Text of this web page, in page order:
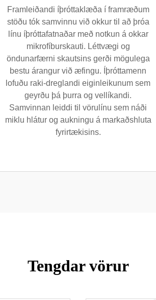
Framleiðandi íþróttaklæða í framræðum
stöðu tók samvinnu við okkur til að þróa
línu íþróttafatnaðar með notkun á okkar
mikrofíburskauti. Léttvægi og
öndunarfærni skautsins gerði mögulega
bestu árangur við æfingu. Íþróttamenn
lofuðu raki-dreglandi eiginleikunum sem
geyrðu þá þurra og vellíkandi.
Samvinnan leiddi til vörulínu sem náði
miklu hlátur og aukningu á markaðshluta
fyrirtækisins.
Tengdar vörur